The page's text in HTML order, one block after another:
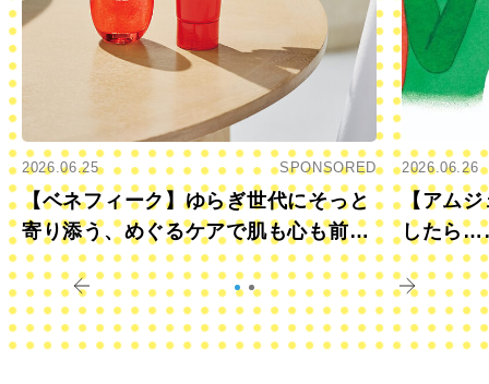
2026.06.25 SPONSORED
【ベネフィーク】ゆらぎ世代にそっと
寄り添う、めぐるケアで肌も心も前向
きに
2026.06.26
【アムジ
したら
すか？